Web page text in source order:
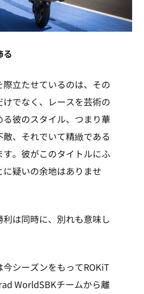
る
際立たせているのは、その
けでなく、レースを芸術の
彼のスタイル、つまり華
敵、それでいて精緻である
す。彼がこのタイトルにふ
に疑いの余地はありませ
利は同時に、別れも意味し
今シーズンをもってROKiT
WorldSBKチームから離